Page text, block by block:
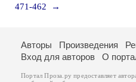
471-462
→
Авторы Произведения
Вход для авторов
О
Портал Проза.ру предоставляет